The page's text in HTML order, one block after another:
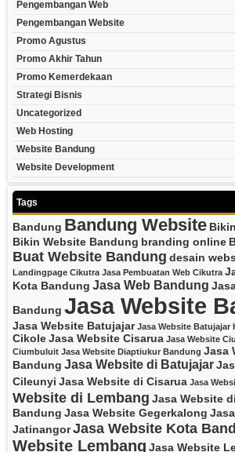
Pengembangan Web
Pengembangan Website
Promo Agustus
Promo Akhir Tahun
Promo Kemerdekaan
Strategi Bisnis
Uncategorized
Web Hosting
Website Bandung
Website Development
Tags
Bandung Bandung Website
Bikin Website Bandung branding online
Buat Website Bandung desain
Landingpage Cikutra Jasa Pembuatan Web Cikutra
Kota Bandung Jasa Web Bandung
Bandung Jasa Website
Jasa Website Batujajar Jasa Website Batujajar
CikoleJasa Website Cisarua Jasa Website
Ciumbuluit Jasa Website Diaptiukur Bandung Jasa
Bandung Jasa Website di Batujajar
Cileunyi Jasa Website di Cisarua Jasa
Website di Lembang Jasa Website
Bandung Jasa Website Gegerkalong
JatinangorJasa Website Kota
Website Lembang Jasa Website